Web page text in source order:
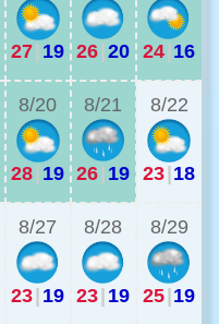
27| 19 26|20 24|16
8/20
28| 19
8/21
26| 19
8/22
23|18
8/27
23| 19
8/28
23| 19
8/29
25|19